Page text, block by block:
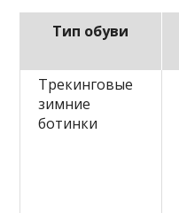
Тип обуви
Трекинговые
зимние
ботинки